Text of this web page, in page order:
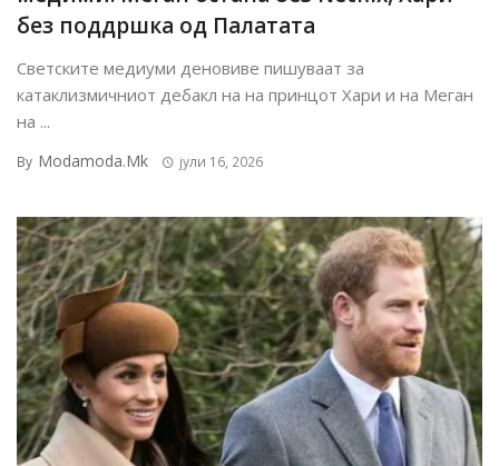
без поддршка од Палатата
Светските медиуми деновиве пишуваат за
катаклизмичниот дебакл на на принцот Хари и на Меган
на ...
By Modamoda.mk јули 16, 2026